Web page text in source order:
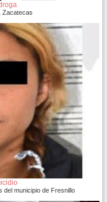
Zacatecas
del municipio de Fresnillo